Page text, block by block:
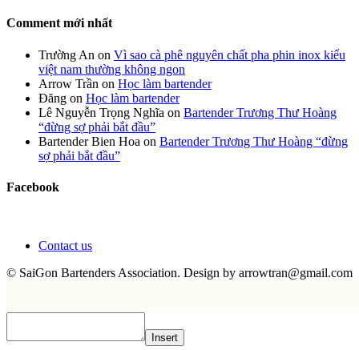
Comment mới nhất
Trường An on Vì sao cà phê nguyên chất pha phin inox kiểu
việt nam thường không ngon
Arrow Trần on Học làm bartender
Đăng on Học làm bartender
Lê Nguyễn Trọng Nghĩa on Bartender Trương Thư Hoàng
“đừng sợ phải bắt đầu”
Bartender Bien Hoa on Bartender Trương Thư Hoàng “đừng
sợ phải bắt đầu”
Facebook
Contact us
© SaiGon Bartenders Association. Design by arrowtran@gmail.com
Insert